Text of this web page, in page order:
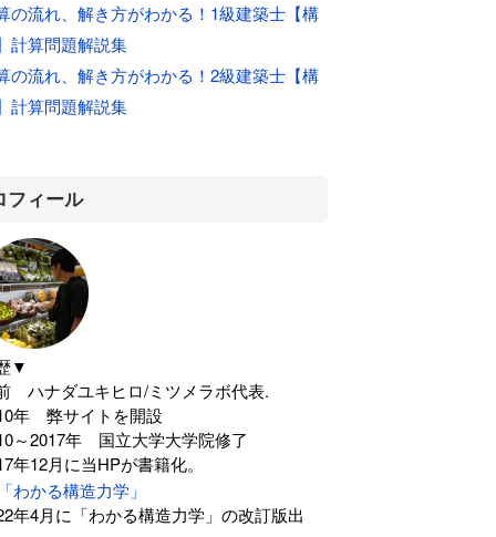
の流れ、解き方がわかる！1級建築士【構
計算問題解説集
の流れ、解き方がわかる！2級建築士【構
計算問題解説集
フィール
▼
ハナダユキヒロ/ミツメラボ代表.
年 弊サイトを開設
～2017年 国立大学大学院修了
年12月に当HPが書籍化。
「わかる構造力学」
年4月に「わかる構造力学」の改訂版出